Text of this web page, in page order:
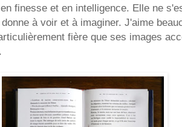
finesse et en intelligence. Elle ne
à voir et à imaginer. J'aime
fière que ses images